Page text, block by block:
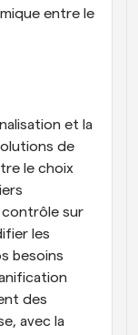
entre le
et la
de
le choix
sur
les
besoins
des
avec la